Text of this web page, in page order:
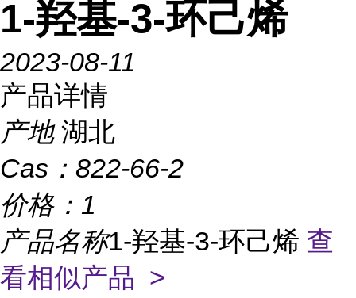
1-羟基-3-环己烯
2023-08-11
产品详情
产地 湖北
Cas： 822-66-2
价格： 1
产品名称1-羟基-3-环己烯 查
看相似产品 >